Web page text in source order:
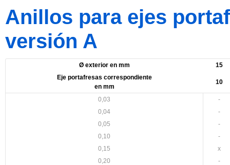
Anillos para ejes
versión A
Ø exterior en mm
15
Eje portafresas correspondiente
en mm
10
0,03
-
0,04
-
0,05
-
0,10
-
0,15
x
0,20
-